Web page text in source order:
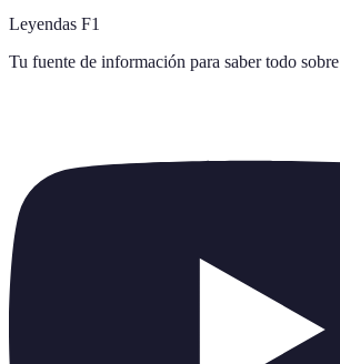
Leyendas F1
Tu fuente de información para saber todo sobre